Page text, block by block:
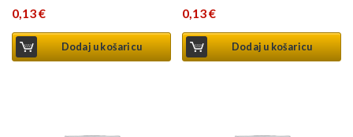
0,13€
Dodaj u košaricu
0,13€
Dodaj u košaricu